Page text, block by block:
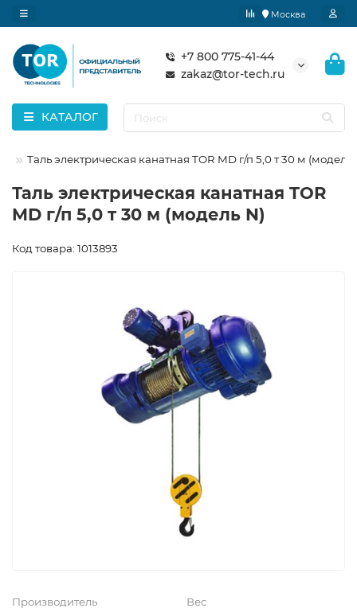
Москва
+7 800 775-41-44
zakaz@tor-tech.ru
КАТАЛОГ
Таль электрическая канатная TOR MD г/п 5,0 т 30 м (модель
Таль электрическая канатная TOR
MD г/п 5,0 т 30 м (модель N)
Код товара: 1013893
Производитель Вес